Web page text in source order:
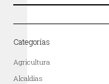
Categorías
Agricultura
Alcaldías